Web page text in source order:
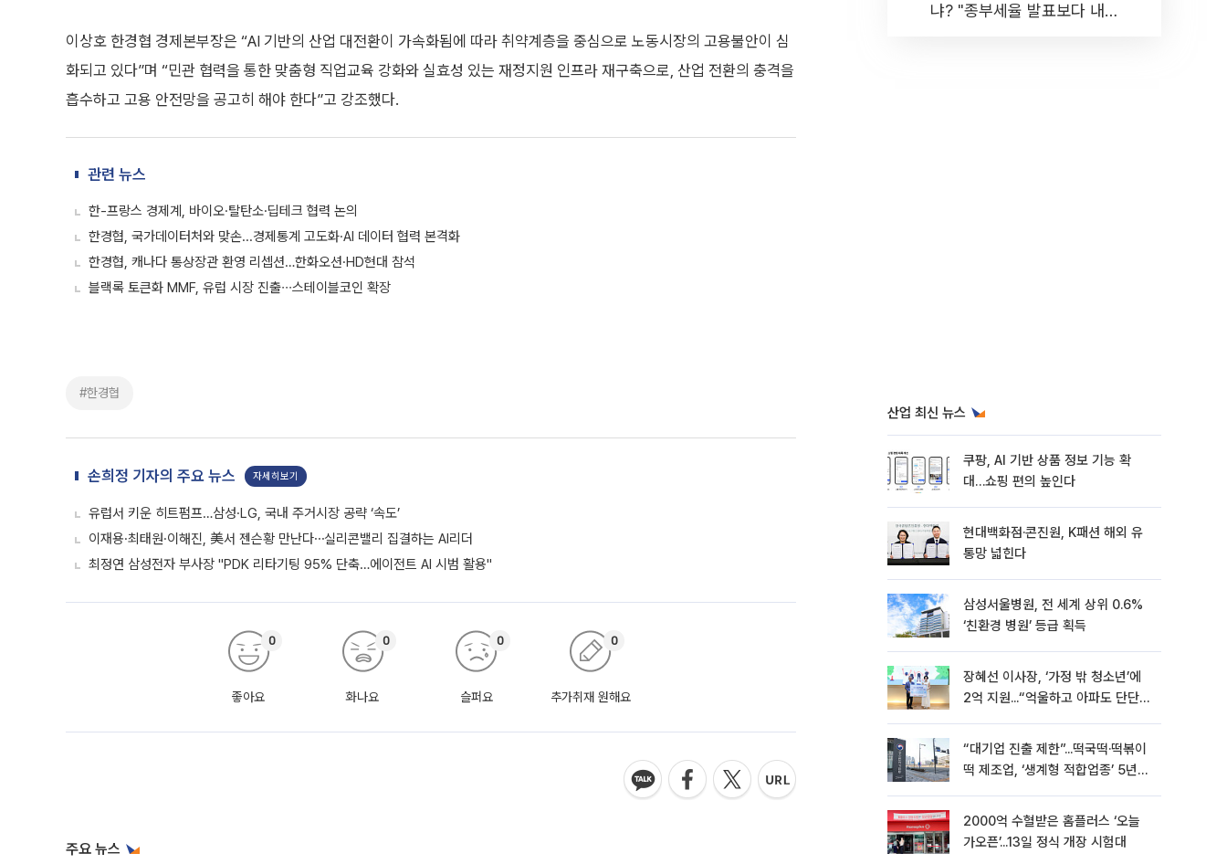
이상호 한경협 경제본부장은 “AI 기반의 산업 대전환이 가속화됨에 따라 취약계층을 중심으로 노동시장의 고용불안이 심
화되고 있다”며 “민관 협력을 통한 맞춤형 직업교육 강화와 실효성 있는 재정지원 인프라 재구축으로, 산업 전환의 충격을
흡수하고 고용 안전망을 공고히 해야 한다”고 강조했다.
관련 뉴스
한-프랑스 경제계, 바이오·탈탄소·딥테크 협력 논의
한경협, 국가데이터처와 맞손...경제통계 고도화·AI 데이터 협력 본격화
한경협, 캐나다 통상장관 환영 리셉션…한화오션·HD현대 참석
블랙록 토큰화 MMF, 유럽 시장 진출∙∙∙스테이블코인 확장
#한경협
손희정 기자의 주요 뉴스 자세히보기
유럽서 키운 히트펌프…삼성·LG, 국내 주거시장 공략 ‘속도’
이재용·최태원·이해진, 美서 젠슨황 만난다⋯실리콘밸리 집결하는 AI리더
최정연 삼성전자 부사장 "PDK 리타기팅 95% 단축…에이전트 AI 시범 활용"
좋아요
0
화나요
0
슬퍼요
0
추가취재 원해요
0
주요 뉴스
냐? "종부세율 발표보다 내릴
산업 최신 뉴스
쿠팡, AI 기반 상품 정보 기능 확
대…쇼핑 편의 높인다
현대백화점·콘진원, K패션 해외 유
통망 넓힌다
삼성서울병원, 전 세계 상위 0.6%
‘친환경 병원’ 등급 획득
장혜선 이사장, ‘가정 밖 청소년’에
2억 지원...“억울하고 아파도 단단해
“대기업 진출 제한”...떡국떡·떡볶이
떡 제조업, ‘생계형 적합업종’ 5년
2000억 수혈받은 홈플러스 ‘오늘
가오픈’...13일 정식 개장 시험대